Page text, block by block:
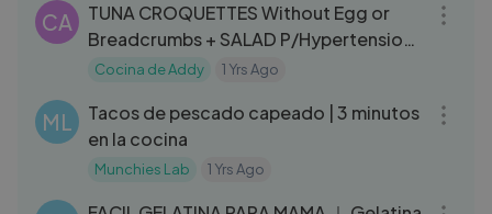
CA
TUNA CROQUETTES Without Egg or
Breadcrumbs + SALAD P/Hypertension,
Menopause, Fat Loss, Sugar
Cocina de Addy 1 Yrs Ago
ML
Tacos de pescado capeado | 3 minutos
en la cocina
Munchies Lab 1 Yrs Ago